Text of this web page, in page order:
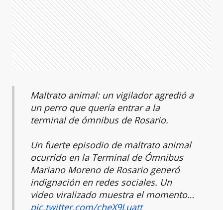
Maltrato animal: un vigilador agredió a
un perro que quería entrar a la
terminal de ómnibus de Rosario.
Un fuerte episodio de maltrato animal
ocurrido en la Terminal de Ómnibus
Mariano Moreno de Rosario generó
indignación en redes sociales. Un
video viralizado muestra el momento…
pic.twitter.com/cheX9Luatt